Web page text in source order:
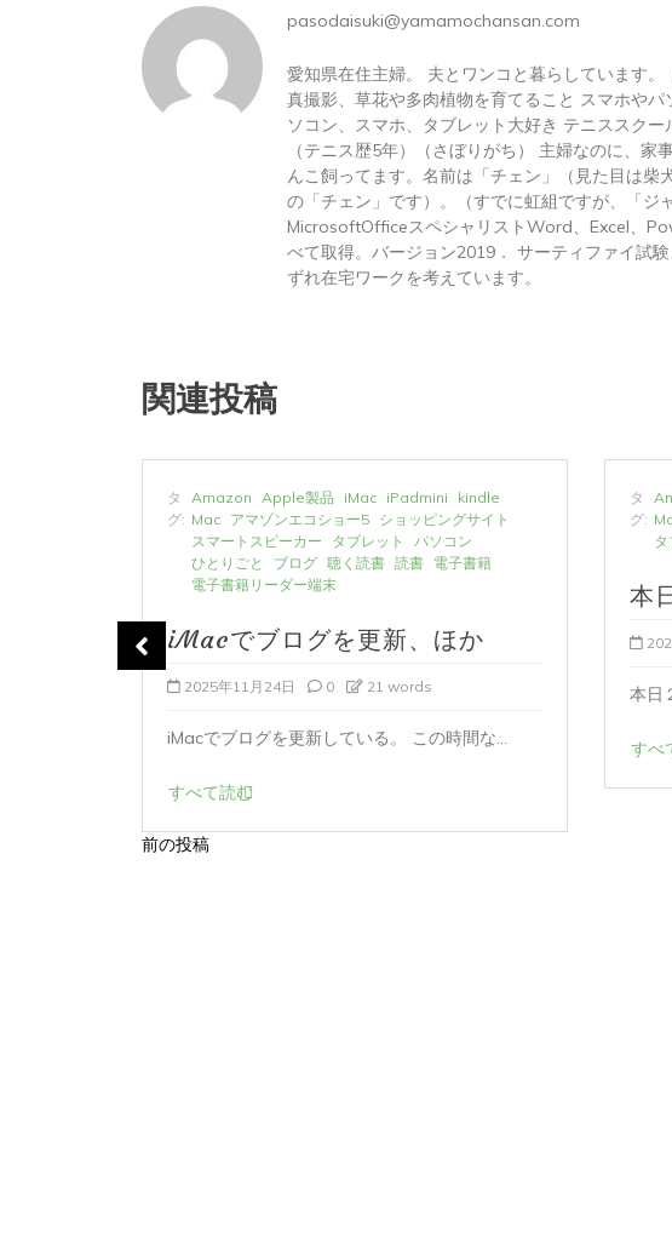
pasodaisuki@yamamochansan.com
愛知県在住主婦。 夫とワンコと暮らしています
真撮影、草花や多肉植物を育てること スマホや
ソコン、スマホ、タブレット大好き テニススク
（テニス歴5年）（さぼりがち） 主婦なのに、
んこ飼ってます。名前は「チェン」（見た目は柴
の「チェン」です）。（すでに虹組ですが、「ジ
MicrosoftOfficeスペシャリストWord、Excel、
べて取得。バージョン2019． サーティファイ試
ずれ在宅ワークを考えています。
関連投稿
タ
グ:
Amazon Apple製品 iMac iPadmini
kindle
Mac アマゾンエコショー5 ショッピングサイト
スマートスピーカー
タブレット
パソコン
ひとりごと
ブログ 聴く読書 読書 電子書籍
電子書籍リーダー端末
iMacでブログを更新、ほか
2025年11月24日 0 21 words
iMacでブログを更新している。 この時間な...
すべて読む
タ
グ:
タ
本
本日
すべ
投
前の投稿